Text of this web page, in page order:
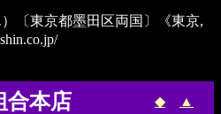
）〔東京都墨田区両国〕《東京,
本店 ◆ ▲